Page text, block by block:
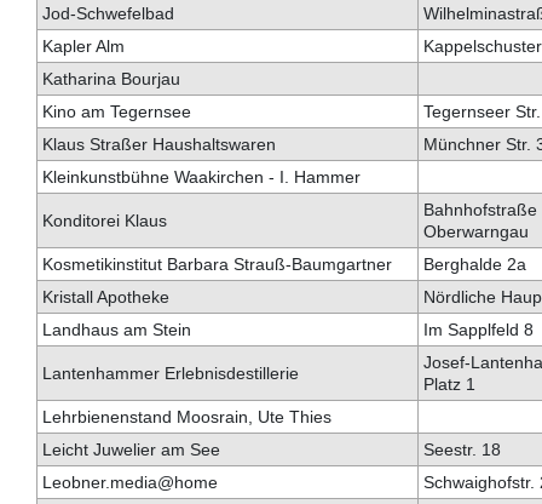
Jod-Schwefelbad
Kapler Alm
Katharina Bourjau
Kino am Tegernsee
Tegernseer
Klaus Straßer Haushaltswaren
Münchner Str.
Kleinkunstbühne Waakirchen - I. Hammer
Konditorei Klaus
Bahnhofstraße
Oberwarngau
Kosmetikinstitut Barbara Strauß-Baumgartner
Berghalde 2a
Kristall Apotheke
Nördliche
Landhaus am Stein
Im Sapplfeld 8
Lantenhammer Erlebnisdestillerie
Josef-
Platz 1
Lehrbienenstand Moosrain, Ute Thies
Leicht Juwelier am See
Seestr. 18
Leobner.media@home
Schwaighofstr.